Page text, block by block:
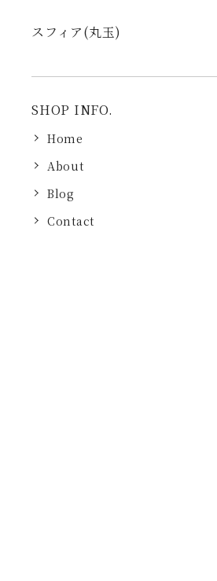
スフィア(丸玉)
SHOP INFO.
Home
About
Blog
Contact